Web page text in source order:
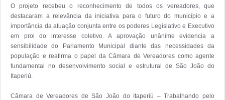
O projeto recebeu o reconhecimento de todos os vereadores, que
destacaram a relevância da iniciativa para o futuro do município e a
importância da atuação conjunta entre os poderes Legislativo e Executivo
em prol do interesse coletivo. A aprovação unânime evidencia a
sensibilidade do Parlamento Municipal diante das necessidades da
população e reafirma o papel da Câmara de Vereadores como agente
fundamental no desenvolvimento social e estrutural de São João do
Itaperiú.
Câmara de Vereadores de São João do Itaperiú – Trabalhando pelo